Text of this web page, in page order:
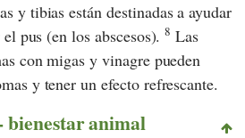
y tibias están destinadas a ayudar
pus (en los abscesos).8 Las
con migas y vinagre pueden
y tener un efecto refrescante.
bienestar animal